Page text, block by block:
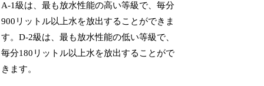
A-1級は、最も放水性能の高い等級で、毎分
900リットル以上水を放出することができま
す。D-2級は、最も放水性能の低い等級で、
毎分180リットル以上水を放出することがで
きます。